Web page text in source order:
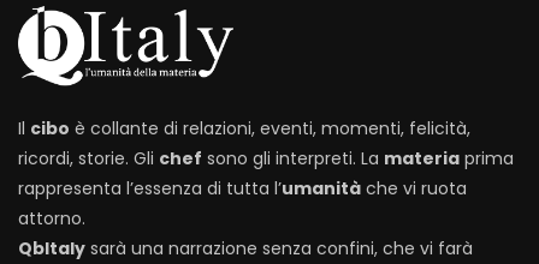
Il cibo è collante di relazioni, eventi, momenti, felicità,
ricordi, storie. Gli chef sono gli interpreti. La materia prima
rappresenta l’essenza di tutta l’umanità che vi ruota
attorno.
QbItaly sarà una narrazione senza confini, che vi farà